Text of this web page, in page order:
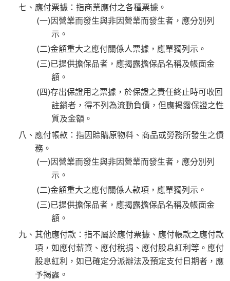
七、應付票據：指商業應付之各種票據。
(一)因營業而發生與非因營業而發生者，應分別列
示。
(二)金額重大之應付關係人票據，應單獨列示。
(三)已提供擔保品者，應揭露擔保品名稱及帳面金
額。
(四)存出保證用之票據，於保證之責任終止時可收回
註銷者，得不列為流動負債，但應揭露保證之性
質及金額。
八、應付帳款：指因賒購原物料、商品或勞務所發生之債
務。
(一)因營業而發生與非因營業而發生者，應分別列
示。
(二)金額重大之應付關係人款項，應單獨列示。
(三)已提供擔保品者，應揭露擔保品名稱及帳面金
額。
九、其他應付款：指不屬於應付票據、應付帳款之應付款
項，如應付薪資、應付稅捐、應付股息紅利等。應付
股息紅利，如已確定分派辦法及預定支付日期者，應
予揭露。